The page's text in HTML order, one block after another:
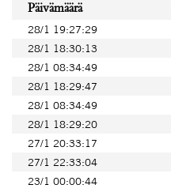
Päivämäärä
28/1 19:27:29
28/1 18:30:13
28/1 08:34:49
28/1 18:29:47
28/1 08:34:49
28/1 18:29:20
27/1 20:33:17
27/1 22:33:04
23/1 00:00:44